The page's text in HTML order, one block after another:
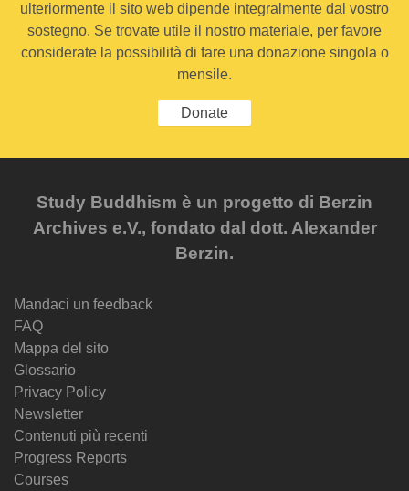
ulteriormente il sito web dipende integralmente dal vostro
sostegno. Se trovate utile il nostro materiale, per favore
considerate la possibilità di fare una donazione singola o
mensile.
Donate
Study Buddhism è un progetto di Berzin
Archives e.V., fondato dal dott. Alexander
Berzin.
Mandaci un feedback
FAQ
Mappa del sito
Glossario
Privacy Policy
Newsletter
Contenuti più recenti
Progress Reports
Courses